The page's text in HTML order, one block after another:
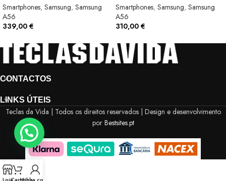
Smartphones, Samsung, Samsung
A56
339,00 €
Smartphones, Samsung, Samsung
A56
310,00 €
CONTACTOS
LINKS ÚTEIS
Teclas da Vida | Todos os direitos reservados | Design e desenvolvimento
por Bestsites.pt